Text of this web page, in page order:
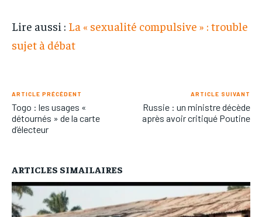
Lire aussi : La « sexualité compulsive » : trouble
sujet à débat
ARTICLE PRÉCÉDENT
Togo : les usages «
détournés » de la carte
d’électeur
ARTICLE SUIVANT
Russie : un ministre décède
après avoir critiqué Poutine
ARTICLES SIMAILAIRES